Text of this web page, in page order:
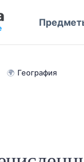
🌍 География